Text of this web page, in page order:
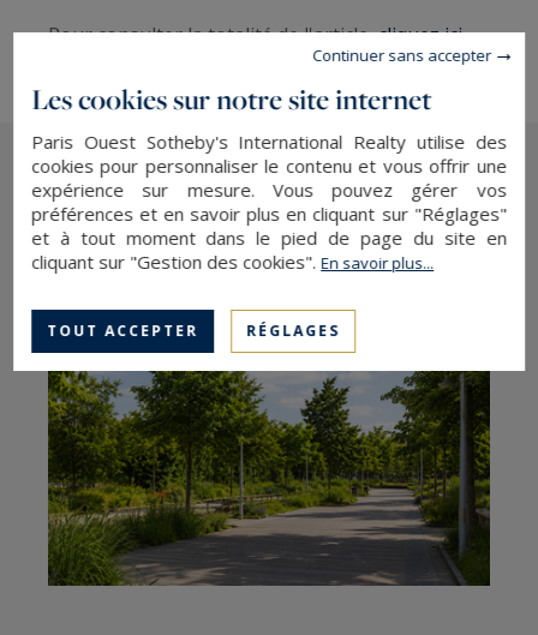
Pour consulter la totalité de l'article,cliquez ici.
Les derniers articles
Les cookies sur notre site internet
Paris Ouest Sotheby's International Realty utilise des
cookies pour personnaliser le contenu et vous offrir une
expérience sur mesure. Vous pouvez gérer vos
préférences et en savoir plus en cliquant sur "Réglages"
et à tout moment dans le pied de page du site en
cliquant sur "Gestion des cookies".En savoir plus...
TOUT ACCEPTER RÉGLAGES
Continuer sans accepter